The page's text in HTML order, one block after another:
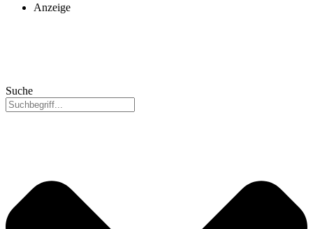
Anzeige
Suche